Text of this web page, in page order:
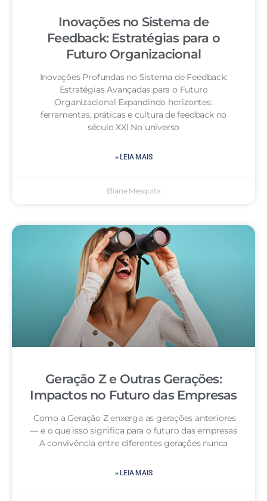
Inovações no Sistema de
Feedback: Estratégias para o
Futuro Organizacional
Inovações Profundas no Sistema de Feedback:
Estratégias Avançadas para o Futuro
Organizacional Expandindo horizontes:
ferramentas, práticas e cultura de feedback no
século XXI No universo
» LEIA MAIS
Eliane Mesquita
Geração Z e Outras Gerações:
Impactos no Futuro das Empresas
Como a Geração Z enxerga as gerações anteriores
— e o que isso significa para o futuro das empresas
A convivência entre diferentes gerações nunca
» LEIA MAIS